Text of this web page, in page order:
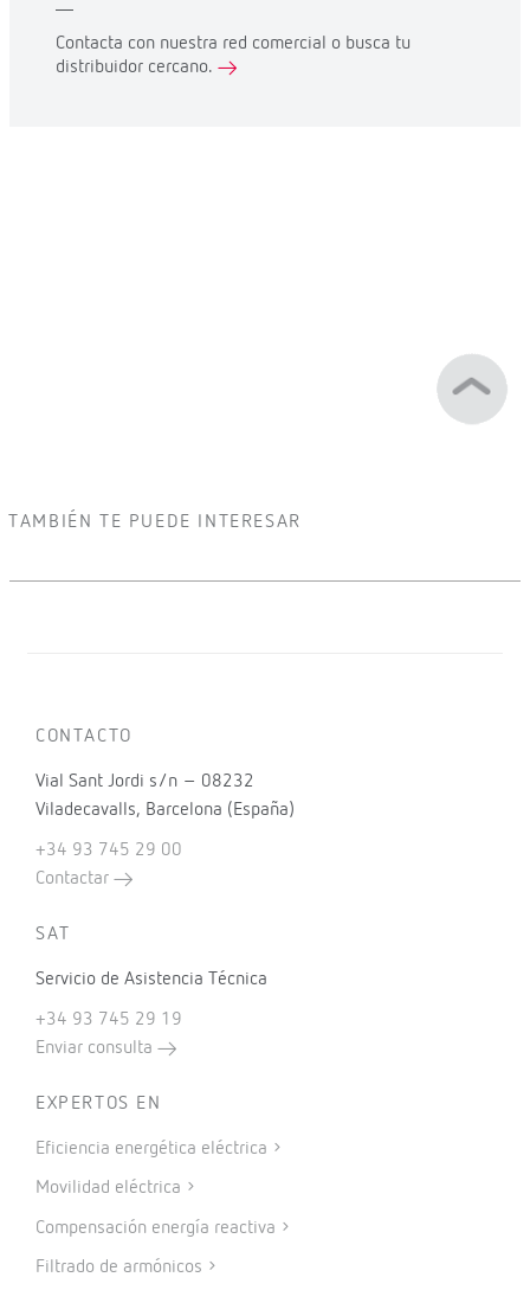
Contacta con nuestra red comercial o busca tu
distribuidor cercano.
TAMBIÉN TE PUEDE INTERESAR
CONTACTO
Vial Sant Jordi s/n – 08232
Viladecavalls, Barcelona (España)
+34 93 745 29 00
Contactar
SAT
Servicio de Asistencia Técnica
+34 93 745 29 19
Enviar consulta
EXPERTOS EN
Eficiencia energética eléctrica
Movilidad eléctrica
Compensación energía reactiva
Filtrado de armónicos